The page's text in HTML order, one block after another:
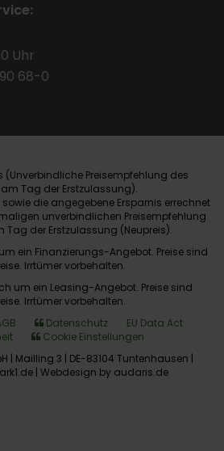
Uhr
68-0
(Unverbindliche Preisempfehlung des
am Tag der Erstzulassung).
sowie die angegebene Ersparnis errechnet
unverbindlichen Preisempfehlung
Tag der Erstzulassung (Neupreis).
ein Finanzierungs-Angebot. Preise sind
Irrtümer vorbehalten.
um ein Leasing-Angebot. Preise sind
Irrtümer vorbehalten.
Datenschutz
EU Data Act
Cookie Einstellungen
| Mailling 3 | DE-83104 Tuntenhausen |
| Webdesign by audaris.de